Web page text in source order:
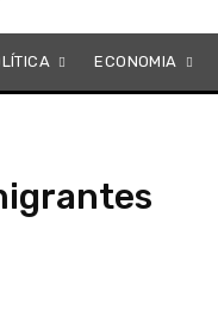
ECONOMIA